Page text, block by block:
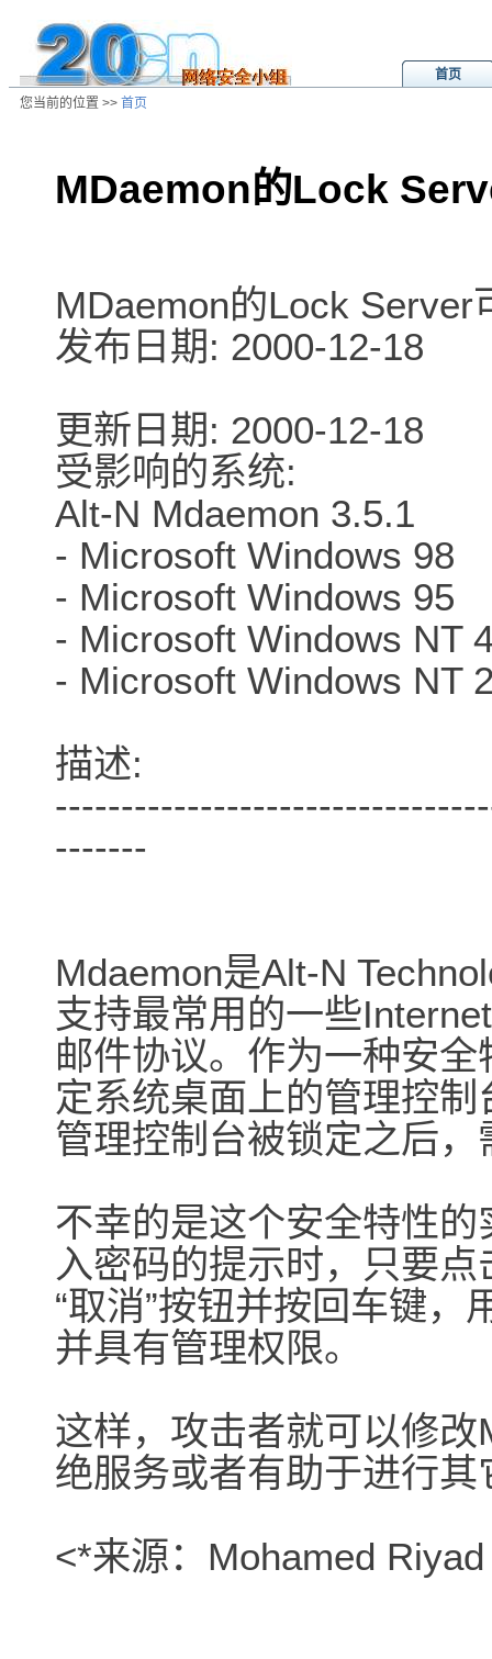
首页
您当前的位置 >> 首页
MDaemon的Lock
MDaemon的Lock Server
发布日期: 2000-12-18
更新日期: 2000-12-18
受影响的系统:
Alt-N Mdaemon 3.5.1
- Microsoft Windows 98
- Microsoft Windows 95
- Microsoft Windows NT
- Microsoft Windows NT
描述:
-------
Mdaemon是Alt-N
支持最常用的一些Internet
邮件协议。作为一种安
定系统桌面上的管理控制
管理控制台被锁定之后
不幸的是这个安全特性
入密码的提示时，只要点
“取消”按钮并按回车键
并具有管理权限。
这样，攻击者就可以修
绝服务或者有助于进行其
<*来源：Mohamed